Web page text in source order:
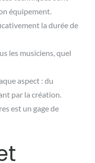
équipement.
la durée de
les musiciens, quel
aspect : du
par la création.
est un gage de